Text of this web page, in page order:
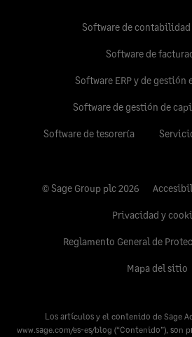
Software de
Software de
Software ERP y de gestión
Software de gestión de
Software de tesorería
© Sage Group plc 2026
Privacidad y
Reglamento General de
Mapa del sitio
Los artículos y el contenido de Sage
www.sage.com/es-es/blog (“Contenido”), son